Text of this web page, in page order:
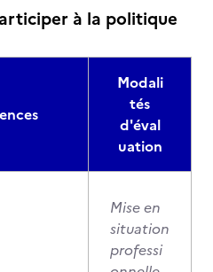
à la politique
Modali
tés
d'éval
uation
Mise en
situation
professi